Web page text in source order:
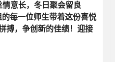
意长，冬日聚会留良
每一位师生带着这份喜悦
搏，争创新的佳绩！迎接